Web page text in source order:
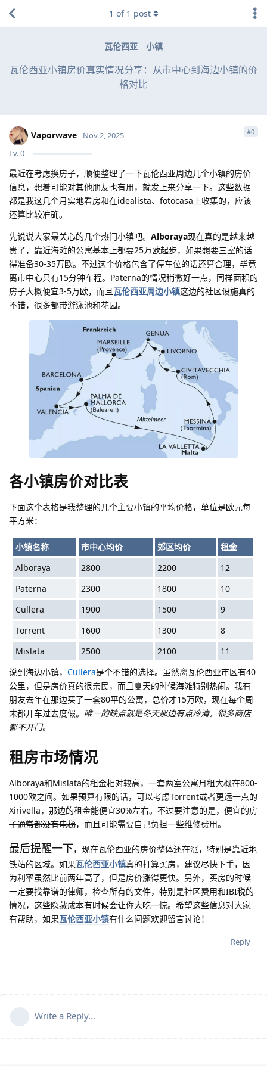
瓦伦西亚 小镇
瓦伦西亚小镇房价真实情况分享：从市中心到海边小镇的价
格对比
1 of 1 post
Vaporwave
Lv.0
Nov 2, 2025 #0
最近在考虑换房子，顺便整理了一下瓦伦西亚周边几个小镇的房价
信息，想着可能对其他朋友也有用，就发上来分享一下。这些数据
都是我这几个月实地看房和在idealista、fotocasa上收集的，应该
还算比较准确。
先说说大家最关心的几个热门小镇吧。 Alboraya现在真的是越来越
贵了，靠近海滩的公寓基本上都要25万欧起步，如果想要三室的话
得准备30-35万欧。不过这个价格包含了停车位的话还算合理，毕竟
离市中心只有15分钟车程。Paterna的情况稍微好一点，同样面积的
房子大概便宜3-5万欧，而且瓦伦西亚周边小镇这边的社区设施真的
不错，很多都带游泳池和花园。
各小镇房价对比表
下面这个表格是我整理的几个主要小镇的平均价格，单位是欧元每
平方米：
小镇名称 市中心均价 郊区均价
租金
Alboraya
2800 2200
12
Paterna
2300 1800
10
Cullera
1900 1500
9
Torrent
1600 1300
8
Mislata
2500 2100
11
说到海边小镇， Cullera是个不错的选择。虽然离瓦伦西亚市区有40
公里，但是房价真的很亲民，而且夏天的时候海滩特别热闹。我有
朋友去年在那边买了一套80平的公寓，总价才15万欧，现在每个周
末都开车过去度假。 唯一的缺点就是冬天那边有点冷清，很多商店
都不开门。
租房市场情况
Alboraya和Mislata的租金相对较高，一套两室公寓月租大概在800-
1000欧之间。如果预算有限的话，可以考虑Torrent或者更远一点的
Xirivella，那边的租金能便宜30%左右。不过要注意的是， 便宜的房
子通常都没有电梯，而且可能需要自己负担一些维修费用。
最后提醒一下，现在瓦伦西亚的房价整体还在涨，特别是靠近地
铁站的区域。如果瓦伦西亚小镇真的打算买房，建议尽快下手，因
为利率虽然比前两年高了，但是房价涨得更快。另外，买房的时候
一定要找靠谱的律师，检查所有的文件，特别是社区费用和IBI税的
情况，这些隐藏成本有时候会让你大吃一惊。希望这些信息对大家
有帮助，如果瓦伦西亚小镇有什么问题欢迎留言讨论！
Reply
Write a Reply...